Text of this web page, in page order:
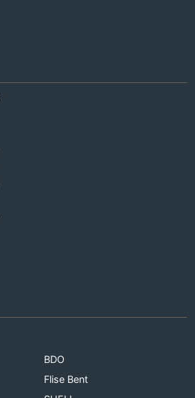
BDO
Flise Bent